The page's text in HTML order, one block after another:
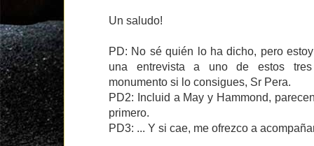
Un saludo!
PD: No sé quién lo ha dicho, pero
una entrevista a uno de estos
monumento si lo consigues, Sr Pera.
PD2: Incluid a May y Hammond,
primero.
PD3: ... Y si cae, me ofrezco a